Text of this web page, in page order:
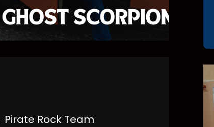
Pirate Rock Team